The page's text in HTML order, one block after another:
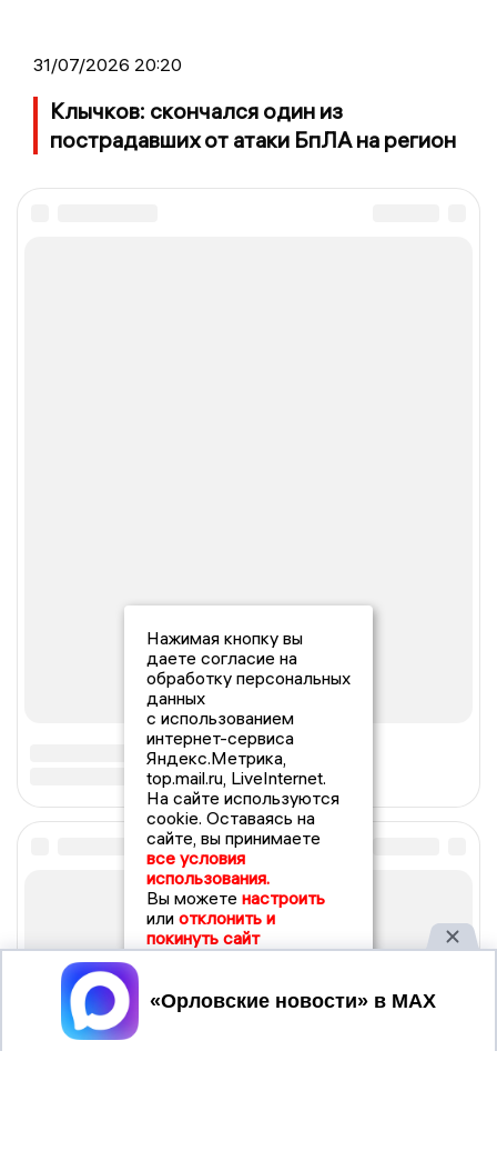
31/07/2026 20:20
Клычков: скончался один из
пострадавших от атаки БпЛА на регион
Нажимая кнопку вы
даете согласие на
обработку персональных
данных
с использованием
интернет-сервиса
Яндекс.Метрика,
top.mail.ru, LiveInternet.
На сайте используются
cookie. Оставаясь на
сайте, вы принимаете
все условия
использования.
Вы можете настроить
или отклонить и
покинуть сайт
Принять